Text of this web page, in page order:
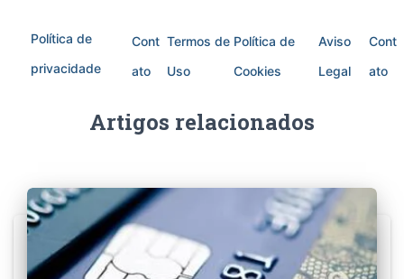
Política de
privacidade
Cont
ato
Termos de
Uso
Política de
Cookies
Aviso
Legal
Cont
ato
Artigos relacionados